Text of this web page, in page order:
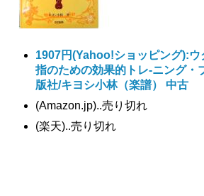
1907円(Yahoo!ショッピング):ウ
指のための効果的トレ-ニング・
版社/キヨシ小林（楽譜） 中古
(Amazon.jp)..売り切れ
(楽天)..売り切れ